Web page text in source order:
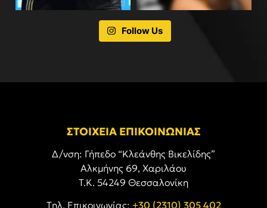
Follow Us
ΣΤΟΙΧΕΙΑ ΕΠΙΚΟΙΝΩΝΙΑΣ
Δ/νση: Γήπεδο “Κλεάνθης Βικελίδης”
Αλκμήνης 69, Χαριλάου
Τ.Κ. 54249 Θεσσαλονίκη
Tηλ. Επικοινωνίας: +30 (2310) 305 402